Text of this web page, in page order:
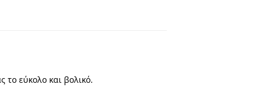
το εύκολο και βολικό.